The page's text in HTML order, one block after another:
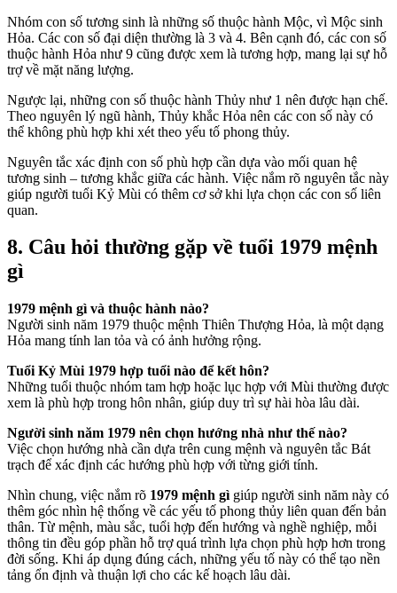
Nhóm con số tương sinh là những số thuộc hành Mộc, vì Mộc sinh
Hỏa. Các con số đại diện thường là 3 và 4. Bên cạnh đó, các con số
thuộc hành Hỏa như 9 cũng được xem là tương hợp, mang lại sự hỗ
trợ về mặt năng lượng.
Ngược lại, những con số thuộc hành Thủy như 1 nên được hạn chế.
Theo nguyên lý ngũ hành, Thủy khắc Hỏa nên các con số này có
thể không phù hợp khi xét theo yếu tố phong thủy.
Nguyên tắc xác định con số phù hợp cần dựa vào mối quan hệ
tương sinh – tương khắc giữa các hành. Việc nắm rõ nguyên tắc này
giúp người tuổi Kỷ Mùi có thêm cơ sở khi lựa chọn các con số liên
quan.
8. Câu hỏi thường gặp về tuổi 1979 mệnh
gì
1979 mệnh gì và thuộc hành nào?
Người sinh năm 1979 thuộc mệnh Thiên Thượng Hỏa, là một dạng
Hỏa mang tính lan tỏa và có ảnh hưởng rộng.
Tuổi Kỷ Mùi 1979 hợp tuổi nào để kết hôn?
Những tuổi thuộc nhóm tam hợp hoặc lục hợp với Mùi thường được
xem là phù hợp trong hôn nhân, giúp duy trì sự hài hòa lâu dài.
Người sinh năm 1979 nên chọn hướng nhà như thế nào?
Việc chọn hướng nhà cần dựa trên cung mệnh và nguyên tắc Bát
trạch để xác định các hướng phù hợp với từng giới tính.
Nhìn chung, việc nắm rõ 1979 mệnh gì giúp người sinh năm này có
thêm góc nhìn hệ thống về các yếu tố phong thủy liên quan đến bản
thân. Từ mệnh, màu sắc, tuổi hợp đến hướng và nghề nghiệp, mỗi
thông tin đều góp phần hỗ trợ quá trình lựa chọn phù hợp hơn trong
đời sống. Khi áp dụng đúng cách, những yếu tố này có thể tạo nền
tảng ổn định và thuận lợi cho các kế hoạch lâu dài.